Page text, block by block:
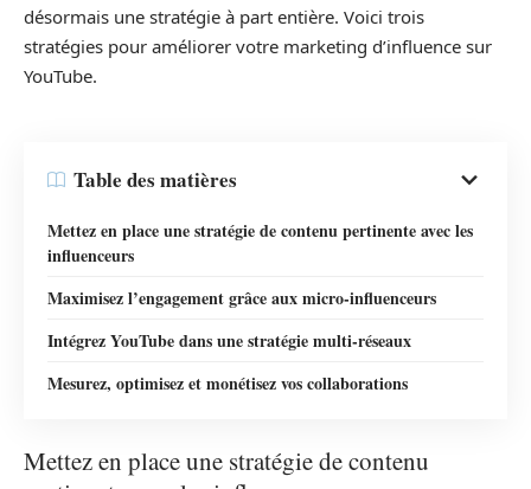
désormais une stratégie à part entière. Voici trois
stratégies pour améliorer votre marketing d’influence sur
YouTube.
Table des matières
Mettez en place une stratégie de contenu pertinente avec les
influenceurs
Maximisez l’engagement grâce aux micro-influenceurs
Intégrez YouTube dans une stratégie multi-réseaux
Mesurez, optimisez et monétisez vos collaborations
Mettez en place une stratégie de contenu